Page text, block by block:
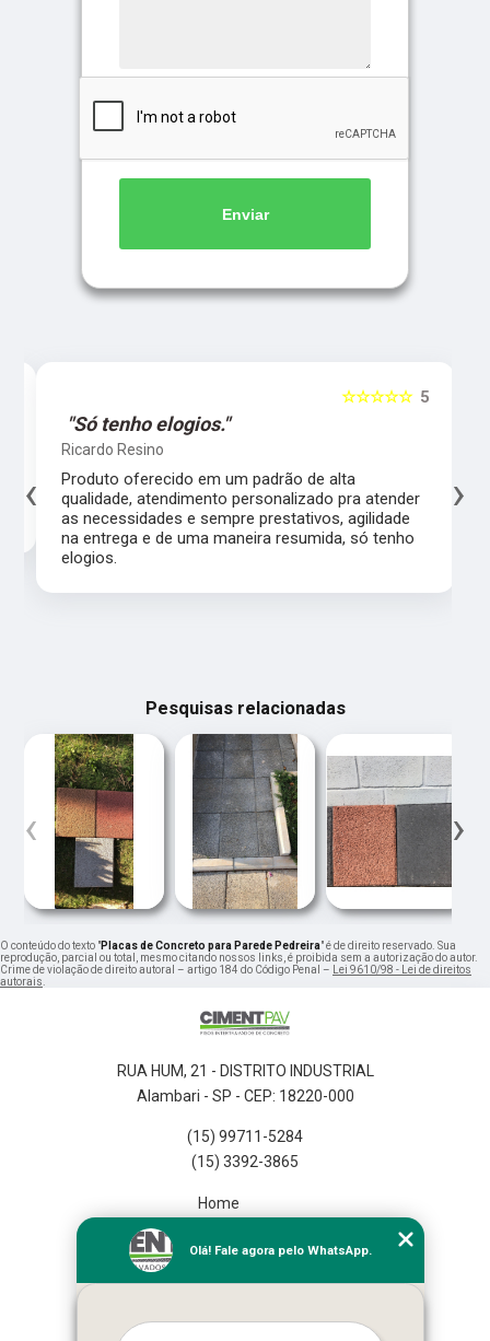
Enviar
5
☆☆☆☆☆
"Só tenho elogios."
Ricardo Resino
Produto oferecido em um padrão de alta
qualidade, atendimento personalizado pra atender
as necessidades e sempre prestativos, agilidade
na entrega e de uma maneira resumida, só tenho
elogios.
‹ ›
Pesquisas relacionadas
‹ ›
O conteúdo do texto "Placas de Concreto para Parede Pedreira" é de direito reservado. Sua
reprodução, parcial ou total, mesmo citando nossos links, é proibida sem a autorização do autor.
Crime de violação de direito autoral – artigo 184 do Código Penal – Lei 9610/98 - Lei de direitos
autorais.
RUA HUM, 21 - DISTRITO INDUSTRIAL
Alambari - SP - CEP: 18220-000
(15) 99711-5284
(15) 3392-3865
Home
Missão
Serviços
Olá! Fale agora pelo WhatsApp.